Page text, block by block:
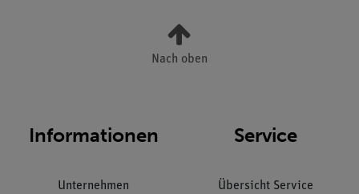
Nach oben
Informationen
Unternehmen
Service
Übersicht Service